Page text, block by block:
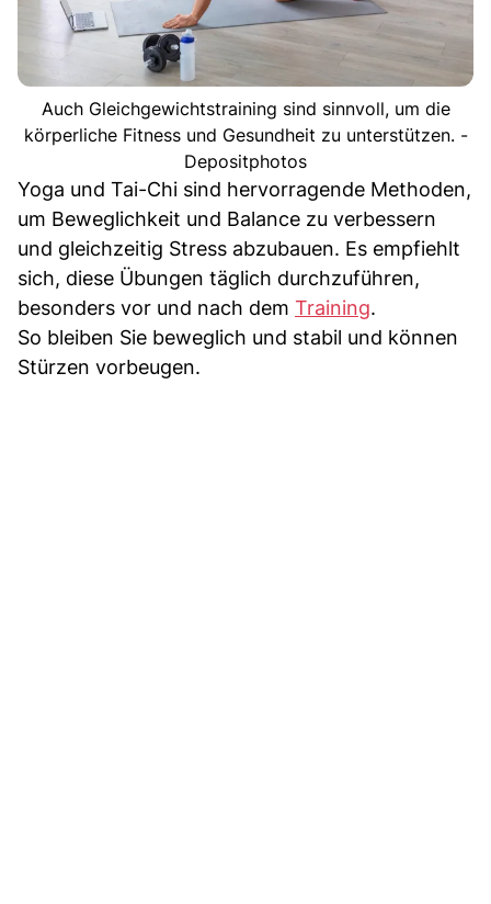
Auch Gleichgewichtstraining sind sinnvoll, um die
körperliche Fitness und Gesundheit zu unterstützen. -
Depositphotos
Yoga und Tai-Chi sind hervorragende Methoden,
um Beweglichkeit und Balance zu verbessern
und gleichzeitig Stress abzubauen. Es empfiehlt
sich, diese Übungen täglich durchzuführen,
besonders vor und nach dem Training.
So bleiben Sie beweglich und stabil und können
Stürzen vorbeugen.